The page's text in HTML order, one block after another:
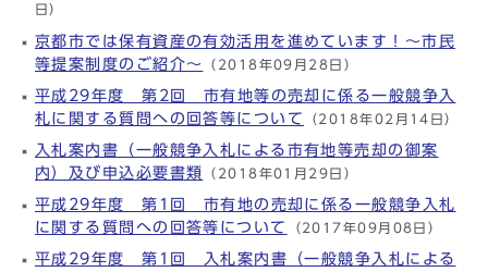
日）
京都市では保有資産の有効活用を進めています！～市民
等提案制度のご紹介～
（2018年09月28日）
平成29年度 第2回 市有地等の売却に係る一般競争入
札に関する質問への回答等について
（2018年02月14日）
入札案内書（一般競争入札による市有地等売却の御案
内）及び申込必要書類
（2018年01月29日）
平成29年度 第1回 市有地の売却に係る一般競争入札
に関する質問への回答等について
（2017年09月08日）
平成29年度 第1回 入札案内書（一般競争入札による